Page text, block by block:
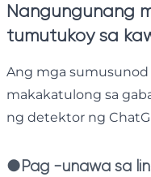
Nangungunang
tumutukoy sa
Ang mga sumusunod
makakatulong sa
ng detektor ng
●Pag -unawa sa